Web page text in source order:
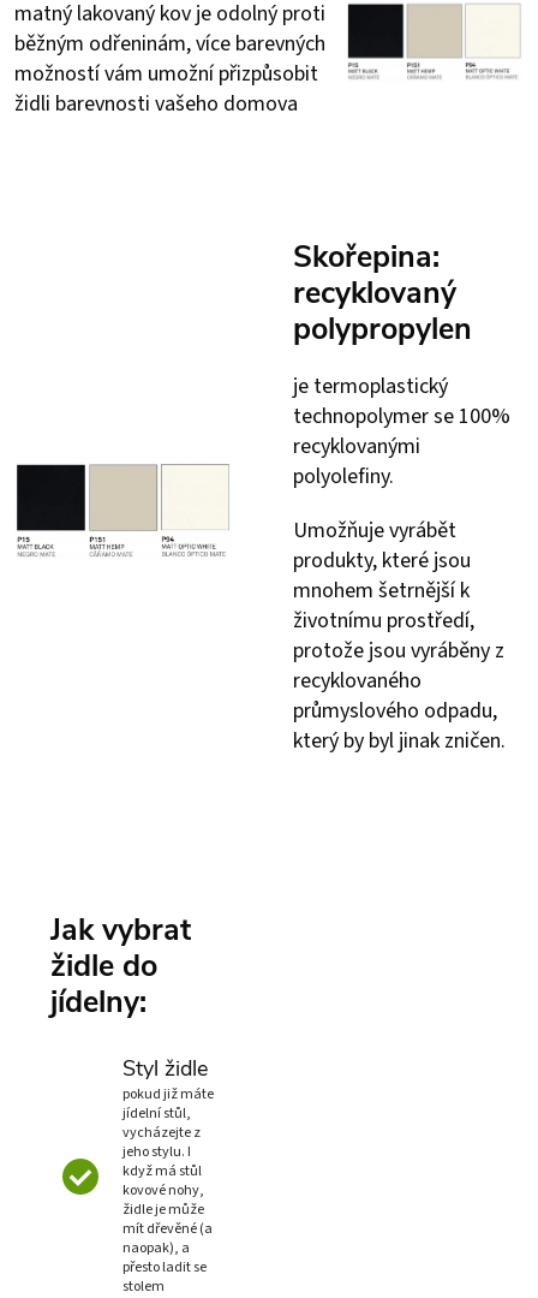
matný lakovaný kov je odolný proti
běžným odřeninám, více barevných
možností vám umožní přizpůsobit
židli barevnosti vašeho domova
Skořepina:
recyklovaný
polypropylen
je termoplastický
technopolymer se 100%
recyklovanými
polyolefiny.
Umožňuje vyrábět
produkty, které jsou
mnohem šetrnější k
životnímu prostředí,
protože jsou vyráběny z
recyklovaného
průmyslového odpadu,
který by byl jinak zničen.
Jak vybrat
židle do
jídelny:
Styl židle
pokud již máte
jídelní stůl,
vycházejte z
jeho stylu. I
když má stůl
kovové nohy,
židle je může
mít dřevěné (a
naopak), a
přesto ladit se
stolem